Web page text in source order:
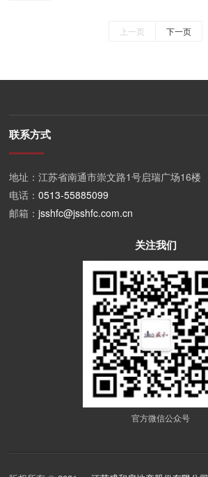
上一页 下一页
联系方式
地址：江苏省南通市崇文路1号启瑞广场16楼
电话：0513-55885099
邮箱：jsshfc@jsshfc.com.cn
关注我们
官方微信公众号